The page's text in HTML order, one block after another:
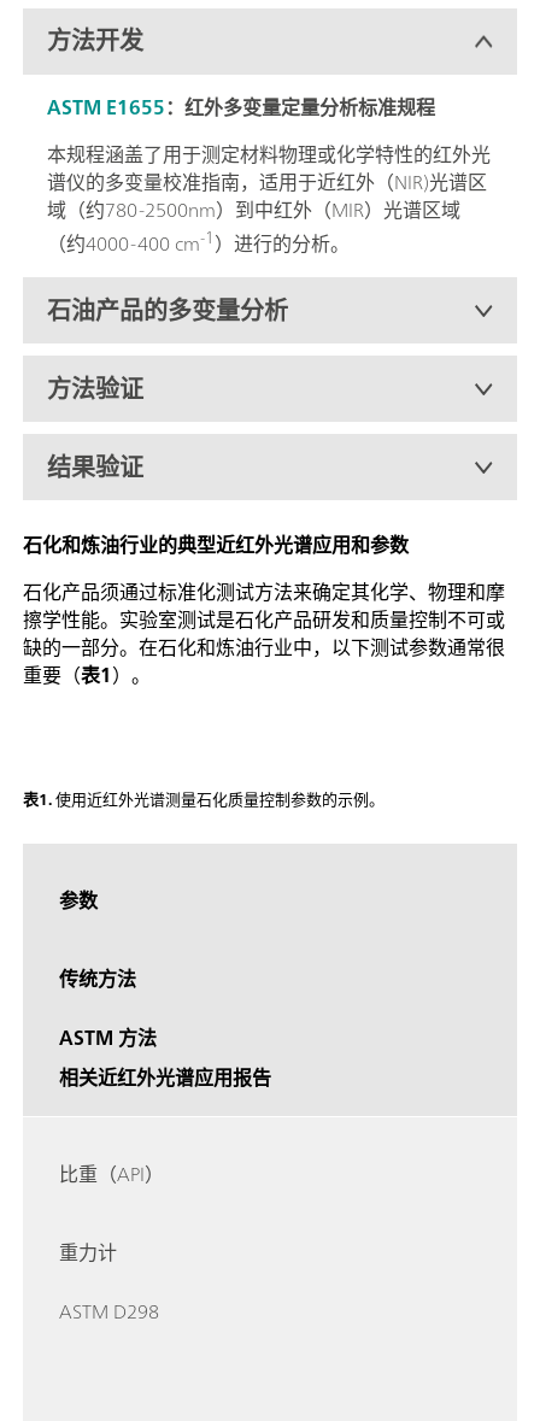
方法开发
ASTM E1655：红外多变量定量分析标准规程
本规程涵盖了用于测定材料物理或化学特性的红外光
谱仪的多变量校准指南，适用于近红外（NIR)光谱区
域（约780-2500nm）到中红外（MIR）光谱区域
（约4000-400 cm-1）进行的分析。
石油产品的多变量分析
方法验证
结果验证
石化和炼油行业的典型近红外光谱应用和参数
石化产品须通过标准化测试方法来确定其化学、物理和摩
擦学性能。实验室测试是石化产品研发和质量控制不可或
缺的一部分。在石化和炼油行业中，以下测试参数通常很
重要（表1）。
表1.使用近红外光谱测量石化质量控制参数的示例。
参数
传统方法
ASTM 方法
相关近红外光谱应用报告
比重（API）
重力计
ASTM D298